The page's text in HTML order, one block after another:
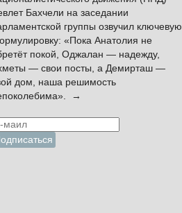
Бахчели на заседании
группы озвучил ключевую
«Пока Анатолия не
покой, Оджалан — надежду,
— свои посты, а Демирташ —
дом, наша решимость
→